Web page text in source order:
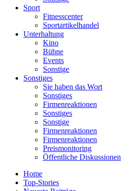
Sport
Fitnesscenter
Sportartikelhandel
Unterhaltung
Kino
Bühne
Events
Sonstige
Sonstiges
Sie haben das Wort
Sonstiges
Firmenreaktionen
Sonstiges
Sonstige
Firmenreaktionen
Firmenreaktionen
Preismonitoring
Öffentliche Diskussionen
Home
Top-Stories